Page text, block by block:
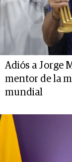
Adiós a Jorge
mentor de la
mundial